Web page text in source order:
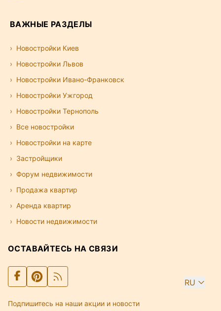
ВАЖНЫЕ РАЗДЕЛЫ
Новостройки Киев
Новостройки Львов
Новостройки Ивано-Франковск
Новостройки Ужгород
Новостройки Тернополь
Все новостройки
Новостройки на карте
Застройщики
Форум недвижимости
Продажа квартир
Аренда квартир
Новости недвижимости
ОСТАВАЙТЕСЬ НА СВЯЗИ
RU
Подпишитесь на наши акции и новости